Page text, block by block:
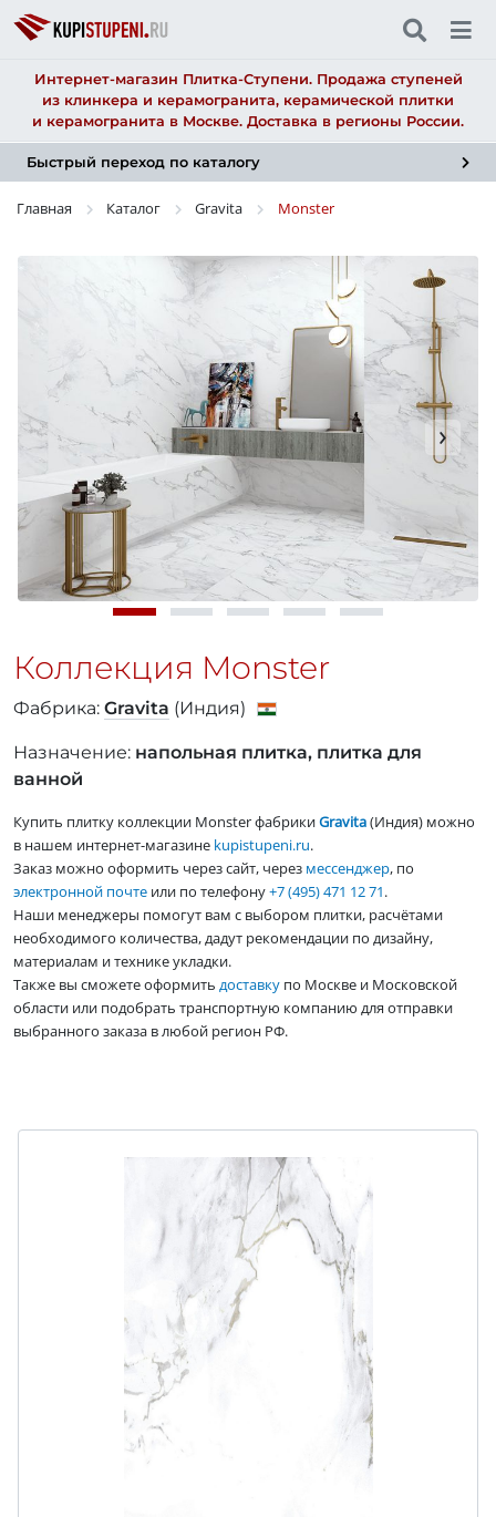
Интернет-магазин Плитка-Ступени. Продажа ступеней
из клинкера и керамогранита, керамической плитки
и керамогранита в Москве. Доставка в регионы России.
Быстрый переход по каталогу
Главная Каталог Gravita Monster
›
Коллекция Monster
Фабрика: Gravita (Индия)
Назначение: напольная плитка, плитка для
ванной
Купить плитку коллекции Monster фабрикиGravita(Индия) можно
в нашем интернет-магазине kupistupeni.ru.
Заказ можно оформить через сайт, через мессенджер, по
электронной почте или по телефону+7 (495) 471 12 71.
Наши менеджеры помогут вам с выбором плитки, расчётами
необходимого количества, дадут рекомендации по дизайну,
материалам и технике укладки.
Также вы сможете оформить доставку по Москве и Московской
области или подобрать транспортную компанию для отправки
выбранного заказа в любой регион РФ.